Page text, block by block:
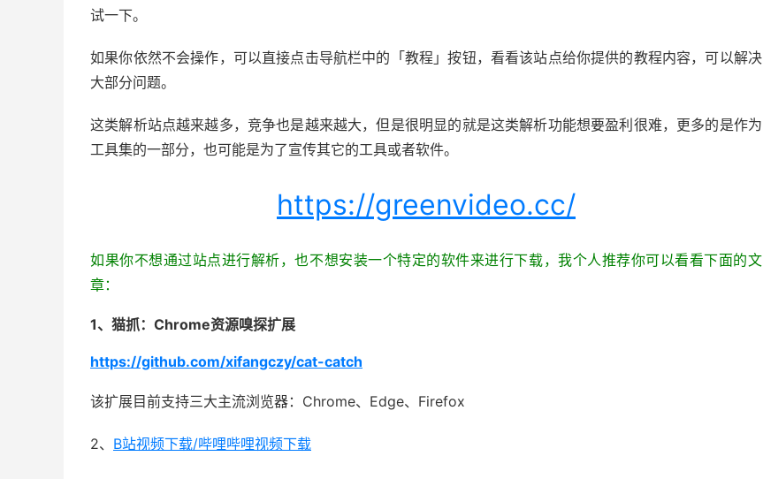
试一下。
如果你依然不会操作，可以直接点击导航栏中的「教程」按钮，看看该站点给你提供的教程内容，可以解决
大部分问题。
这类解析站点越来越多，竞争也是越来越大，但是很明显的就是这类解析功能想要盈利很难，更多的是作为
工具集的一部分，也可能是为了宣传其它的工具或者软件。
https://greenvideo.cc/
如果你不想通过站点进行解析，也不想安装一个特定的软件来进行下载，我个人推荐你可以看看下面的文
章：
1、猫抓：Chrome资源嗅探扩展
https://github.com/xifangczy/cat-catch
该扩展目前支持三大主流浏览器：Chrome、Edge、Firefox
2、 B站视频下载/哔哩哔哩视频下载